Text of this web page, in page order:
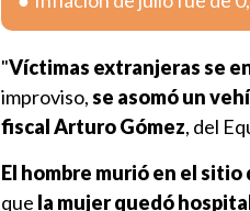
"Víctimas extranjeras se
improviso,se asomó un
fiscal Arturo Gómez, del
El hombre murió en el sitio
que la mujer quedó